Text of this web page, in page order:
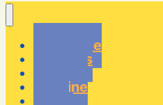
Startseite
über uns
Termine